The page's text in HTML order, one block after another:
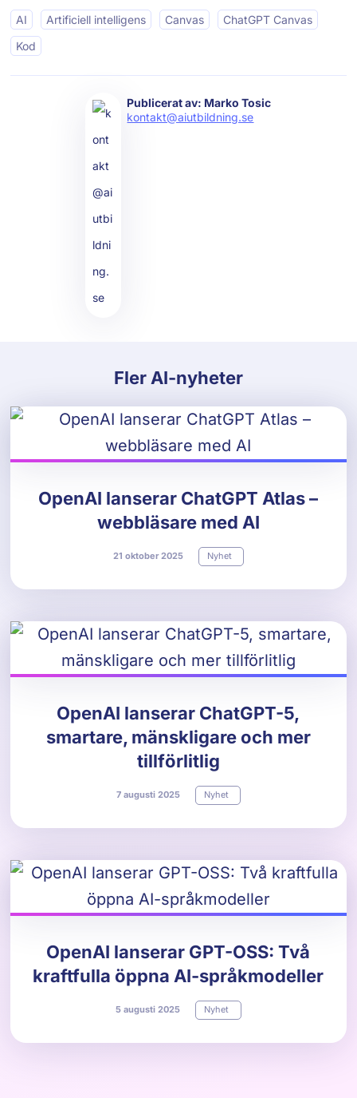
AI Artificiell intelligens Canvas
ChatGPT Canvas
Kod
Publicerat av: Marko Tosic
kontakt@aiutbildning.se
Fler AI-nyheter
OpenAI lanserar ChatGPT Atlas –
webbläsare med AI
21 oktober 2025 Nyhet
OpenAI lanserar ChatGPT-5,
smartare, mänskligare och mer
tillförlitlig
7 augusti 2025 Nyhet
OpenAI lanserar GPT-OSS: Två
kraftfulla öppna AI-språkmodeller
5 augusti 2025 Nyhet